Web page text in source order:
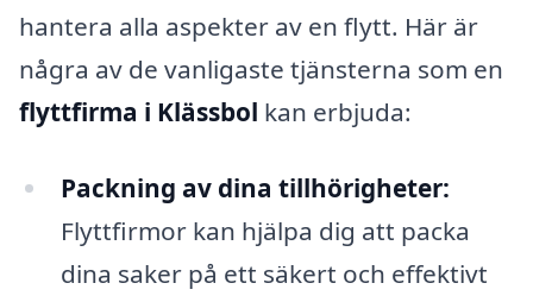
hantera alla aspekter av en flytt. Här är
några av de vanligaste tjänsterna som en
flyttfirma i Klässbol kan erbjuda:
Packning av dina tillhörigheter:
Flyttfirmor kan hjälpa dig att packa
dina saker på ett säkert och effektivt